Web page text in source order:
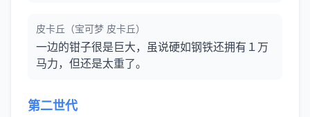
皮卡丘（宝可梦 皮卡丘）
一边的钳子很是巨大，虽说硬如钢铁还拥有１万
马力，但还是太重了。
第二世代